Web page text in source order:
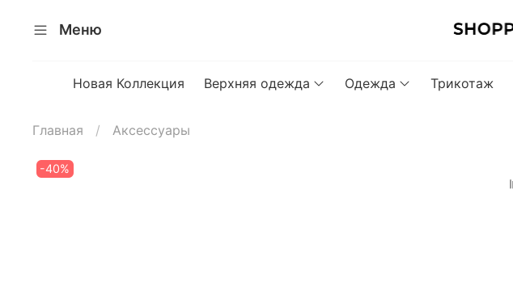
Меню
Новая Коллекция Верхняя одежда Одежда Трикотаж
Главная Аксессуары
-40%